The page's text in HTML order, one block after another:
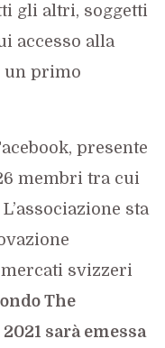
gli altri, soggetti
accesso alla
un primo
presente
membri tra cui
sta
svizzeri
The
sarà emessa